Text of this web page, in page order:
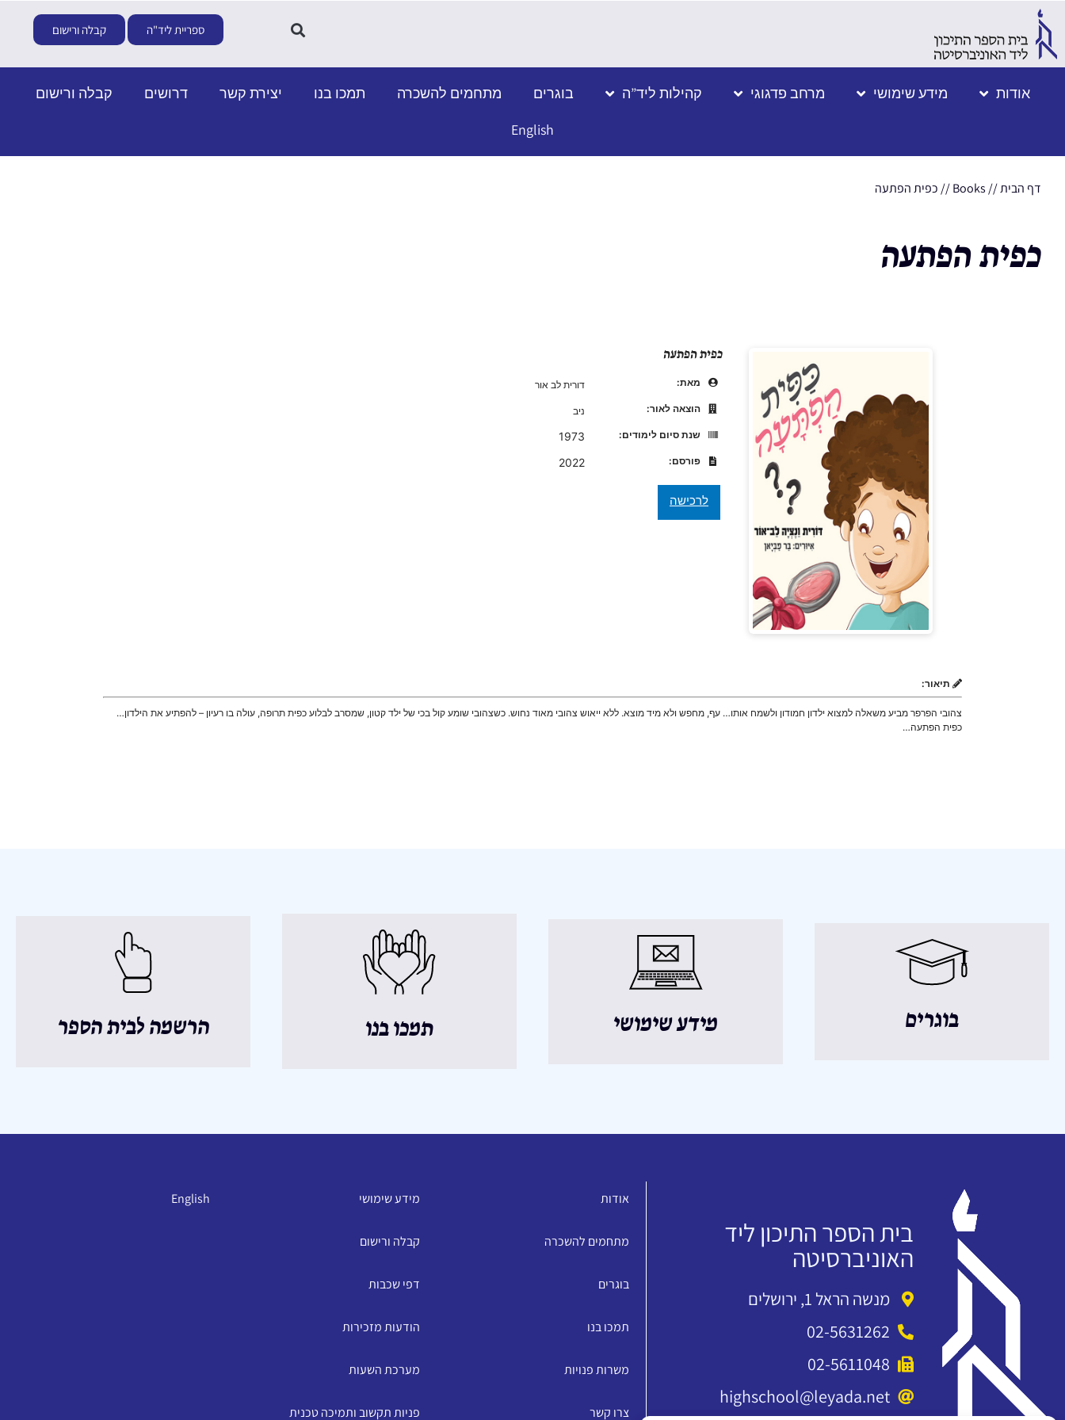
ספריית ליד"ה קבלה ורישום
אודות מידע שימושי מרחב פדגוגי קהילות ליד”ה בוגרים מתחמים להשכרה תמכו בנו יצירת קשר דרושים
קבלה ורישום
English
דף הבית//
Books
// כפית הפתעה
כפית הפתעה
כפית הפתעה
מאת:
דורית לב אור
הוצאה לאור:
ניב
שנת סיום לימודים:
1973
פורסם: 2022
תיאור:
צהובי הפרפר מביע משאלה למצוא ילדון חמודון ולשמח אותו… עף, מחפש ולא מיד מוצא. ללא ייאוש צהובי מאוד נחוש. כשצהובי שומע קול בכי של ילד קטון, שמסרב לבלוע כפית תרופה, עולה בו רעיון – להפתיע את הילדון…
כפית הפתעה…
בוגרים מידע שימושי תמכו בנו הרשמה לבית הספר
בית הספר התיכון ליד
האוניברסיטה
מנשה הראל 1, ירושלים
02-5631262
02-5611048
highschool@leyada.net
אודות
מתחמים להשכרה
בוגרים
תמכו בנו
משרות פנויות
צרו קשר
מידע שימושי
קבלה ורישום
דפי שכבות
הודעות מזכירות
מערכת השעות
פניות תקשוב ותמיכה טכנית
English